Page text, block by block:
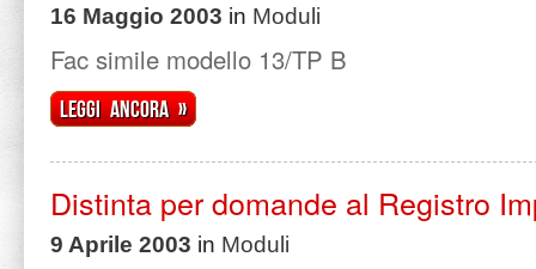
16 Maggio 2003 in Moduli
Fac simile modello 13/TP B
Leggi ancora »
Distinta per domande al Registro
9 Aprile 2003 in Moduli